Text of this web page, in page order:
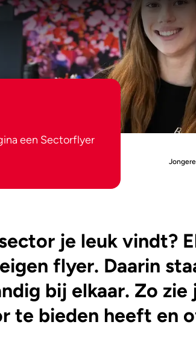
een Sectorflyer
je leuk vindt?
flyer. Daarin
bij elkaar. Zo zie
te bieden heeft en